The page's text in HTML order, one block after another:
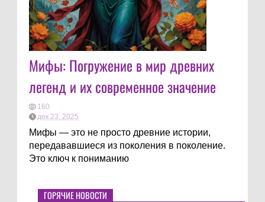
Мифы: Погружение в мир древних
легенд и их современное значение
160
дек 23, 2025
Мифы — это не просто древние истории,
передававшиеся из поколения в поколение.
Это ключ к пониманию
ГОРЯЧИЕ НОВОСТИ